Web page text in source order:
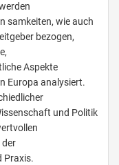
samkeiten, wie auch
bezogen,
Aspekte
Europa analysiert.
und Politik
der
Praxis.